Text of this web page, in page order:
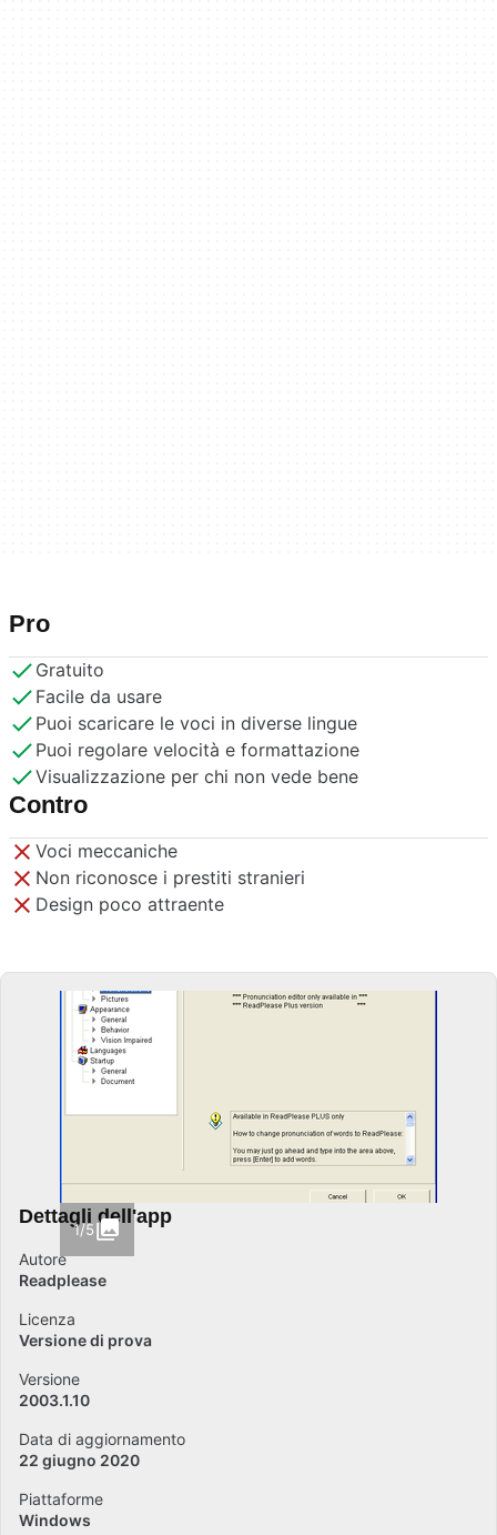
Pro
Gratuito
Facile da usare
Puoi scaricare le voci in diverse lingue
Puoi regolare velocità e formattazione
Visualizzazione per chi non vede bene
Contro
Voci meccaniche
Non riconosce i prestiti stranieri
Design poco attraente
1/5
Dettagli dell'app
Autore
Readplease
Licenza
Versione di prova
Versione
2003.1.10
Data di aggiornamento
22 giugno 2020
Piattaforme
Windows